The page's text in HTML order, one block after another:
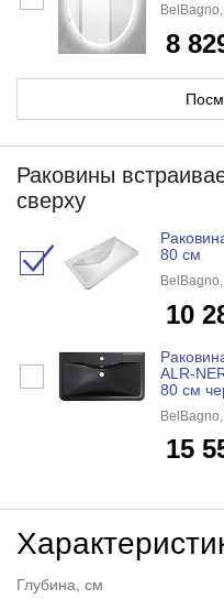
8
Раковины
сверху
80 см
10
ALR-
80 см
15
Глубина, см